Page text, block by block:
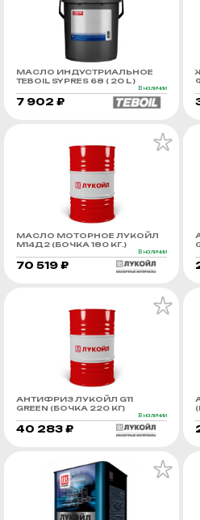
МАСЛО ИНДУСТРИАЛЬНОЕ
TEBOIL SYPRES 68 ( 20 L )
В наличии
7 902 ₽
МАСЛО МОТОРНОЕ ЛУКОЙЛ
М14Д2 (БОЧКА 180 КГ.)
В наличии
70 519 ₽
АНТИФРИЗ ЛУКОЙЛ G11
GREEN (БОЧКА 220 КГ)
В наличии
40 283 ₽